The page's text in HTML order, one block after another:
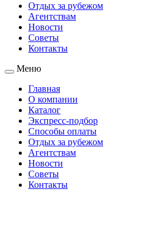
Отдых за рубежом
Агентствам
Новости
Советы
Контакты
Меню
Главная
О компании
Каталог
Экспресс-подбор
Способы оплаты
Отдых за рубежом
Агентствам
Новости
Советы
Контакты